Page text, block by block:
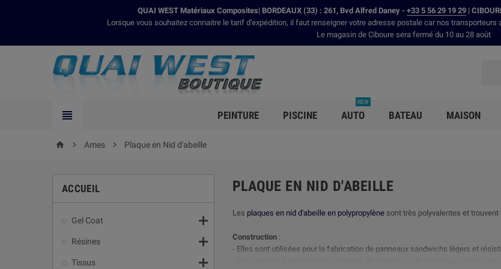
QUAI WEST Matériaux Composites| BORDEAUX (33) : 261, Bvd Alfred Daney - +33 5 56 29 19 29 |
Lorsque vous souhaitez connaitre le tarif d'expédition, il faut renseigner votre adresse postale car nos
Le magasin de Ciboure sera fermé du 10 au 28 août
 PEINTURE PISCINE AUTO
NEW
BATEAU MAISON
home  Ames  Plaque en Nid d'abeille
ACCUEIL
Gel Coat 
Résines 
Tissus 
PLAQUE EN NID D'ABEILLE
Les plaques en nid d'abeille en polypropylène sont très polyvalentes et
Construction :
- Elles sont utilisées pour la fabrication de panneaux sandwichs légers et